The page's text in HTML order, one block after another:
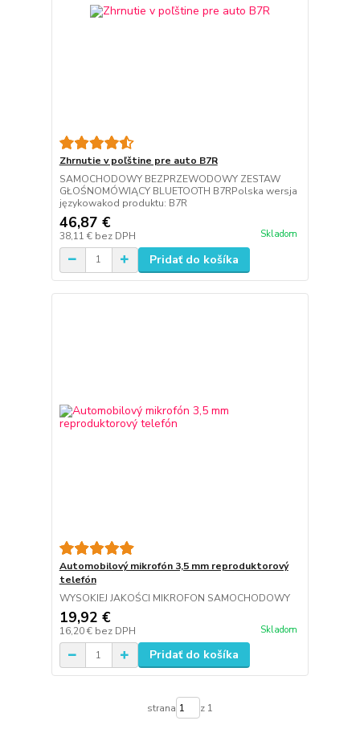
Zhrnutie v poľštine pre auto B7R
SAMOCHODOWY BEZPRZEWODOWY ZESTAW
GŁOŚNOMÓWIĄCY BLUETOOTH B7RPolska wersja
językowakod produktu: B7R
46,87 €
38,11 € bez DPH Skladom
Pridať do košíka
Automobilový mikrofón 3,5 mm reproduktorový
telefón
WYSOKIEJ JAKOŚCI MIKROFON SAMOCHODOWY
19,92 €
16,20 € bez DPH Skladom
Pridať do košíka
strana z 1